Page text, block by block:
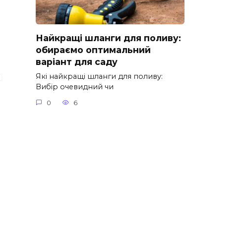
Найкращі шланги для поливу:
обираємо оптимальний
варіант для саду
Які найкращі шланги для поливу:
Вибір очевидний чи
0 6